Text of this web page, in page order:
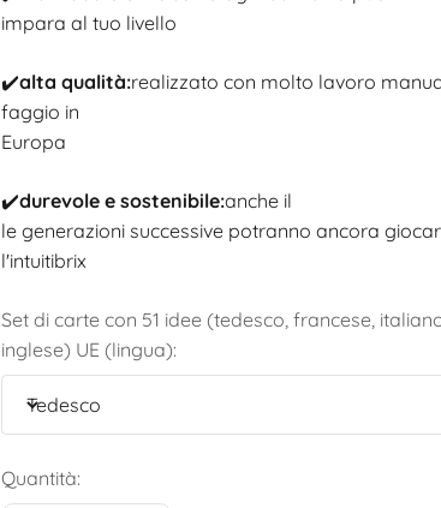
impara al tuo livello
✔️alta qualità:realizzato con molto lavoro
faggio in
Europa
✔️durevole e sostenibile:anche il
le generazioni successive potranno ancora
l'intuitibrix
Set di carte con 51 idee (tedesco, francese,
inglese) UE (lingua):
Tedesco
Quantità: